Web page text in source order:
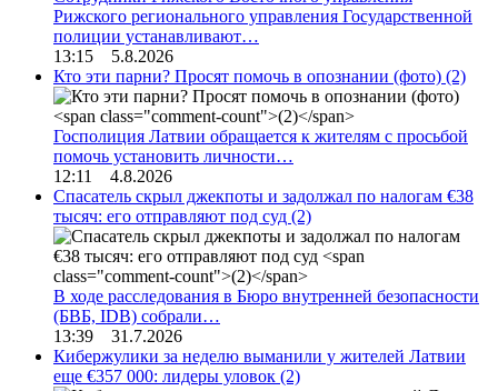
Рижского регионального управления Государственной
полиции устанавливают…
13:15 5.8.2026
Кто эти парни? Просят помочь в опознании (фото) (2)
Госполиция Латвии обращается к жителям с просьбой
помочь установить личности…
12:11 4.8.2026
Спасатель скрыл джекпоты и задолжал по налогам €38
тысяч: его отправляют под суд (2)
В ходе расследования в Бюро внутренней безопасности
(БВБ, IDB) собрали…
13:39 31.7.2026
Кибержулики за неделю выманили у жителей Латвии
еще €357 000: лидеры уловок (2)